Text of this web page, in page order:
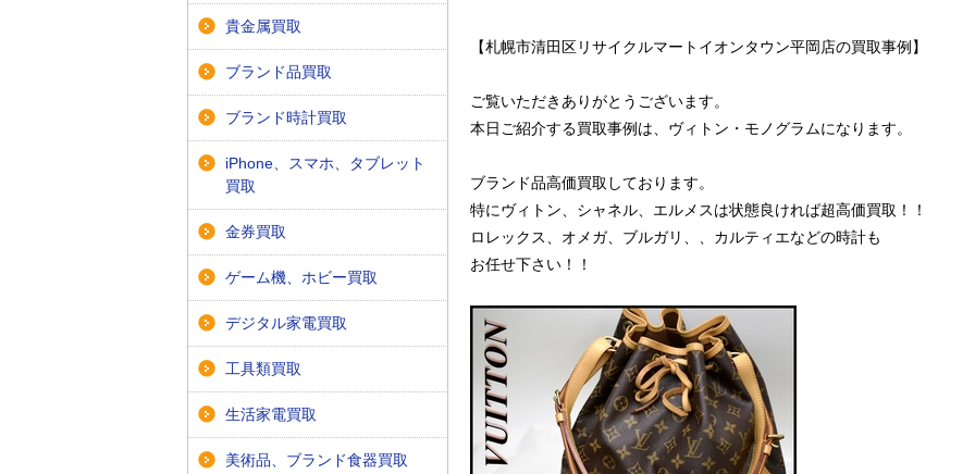
【札幌市清田区リサイクルマートイオンタウン平岡店の買取事例】
ご覧いただきありがとうございます。
本日ご紹介する買取事例は、ヴィトン・モノグラムになります。
ブランド品高価買取しております。
特にヴィトン、シャネル、エルメスは状態良ければ超高価買取！！
ロレックス、オメガ、ブルガリ、、カルティエなどの時計も
お任せ下さい！！
貴金属買取
ブランド品買取
ブランド時計買取
iPhone、スマホ、タブレット
買取
金券買取
ゲーム機、ホビー買取
デジタル家電買取
工具類買取
生活家電買取
美術品、ブランド食器買取